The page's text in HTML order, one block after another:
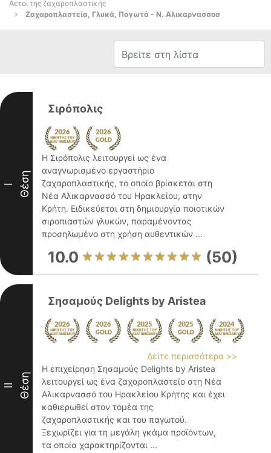
Αετοί της ζαχαροπλαστικής
Ζαχαροπλαστεία, Γλυκά, Παγωτά - Ν. Αλικαρνασσοσ
I Θέση
Σιρόπολις
Η Σιρόπολις λειτουργεί ως ένα
αναγνωρισμένο εργαστήριο
ζαχαροπλαστικής, το οποίο βρίσκεται στη
Νέα Αλικαρνασσό του Ηρακλείου, στην
Κρήτη. Ειδικεύεται στη δημιουργία ποιοτικών
σιροπιαστών γλυκών, παραμένοντας
προσηλωμένο στη χρήση αυθεντικών ...
10.0 (50)
II Θέση
Σησαμούς Delights by Aristea
Δείτε περισσότερα >>
Η επιχείρηση Σησαμούς Delights by Aristea
λειτουργεί ως ένα ζαχαροπλαστείο στη Νέα
Αλικαρνασσό του Ηρακλείου Κρήτης και έχει
καθιερωθεί στον τομέα της
ζαχαροπλαστικής και του παγωτού.
Ξεχωρίζει για τη μεγάλη γκάμα προϊόντων,
τα οποία χαρακτηρίζονται ...